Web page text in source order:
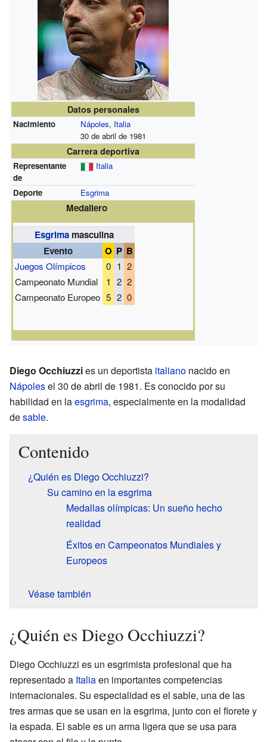
Datos personales
Nacimiento Nápoles, Italia
30 de abril de 1981
Carrera deportiva
Representante
de
Italia
Deporte Esgrima
Medallero
Esgrimamasculina
Evento
O P B
Juegos Olímpicos 0 1 2
Campeonato Mundial
1 2 2
Campeonato Europeo 5 2 0
Diego Occhiuzzies un deportista italiano nacido en
Nápolesel 30 de abril de 1981. Es conocido por su
habilidad en laesgrima, especialmente en la modalidad
desable.
Contenido
¿Quién es Diego Occhiuzzi?
Su camino en la esgrima
Medallas olímpicas: Un sueño hecho
realidad
Éxitos en Campeonatos Mundiales y
Europeos
Véase también
¿Quién es Diego Occhiuzzi?
Diego Occhiuzzi es un esgrimista profesional que ha
representado a Italiaen importantes competencias
internacionales. Su especialidad es el sable, una de las
tres armas que se usan en la esgrima, junto con el florete y
la espada. El sable es un arma ligera que se usa para